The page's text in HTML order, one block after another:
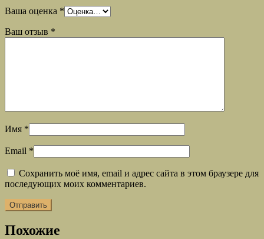
Ваша оценка *
Ваш отзыв *
Имя *
Email *
Сохранить моё имя, email и адрес сайта в этом браузере для
последующих моих комментариев.
Похожие